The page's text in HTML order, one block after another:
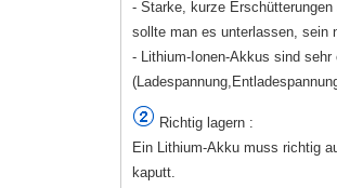
- Starke, kurze
sollte man es unterlassen, sein
- Lithium-Ionen-Akkus sind
Richtig lagern :
Ein Lithium-Akku muss richtig
kaputt.